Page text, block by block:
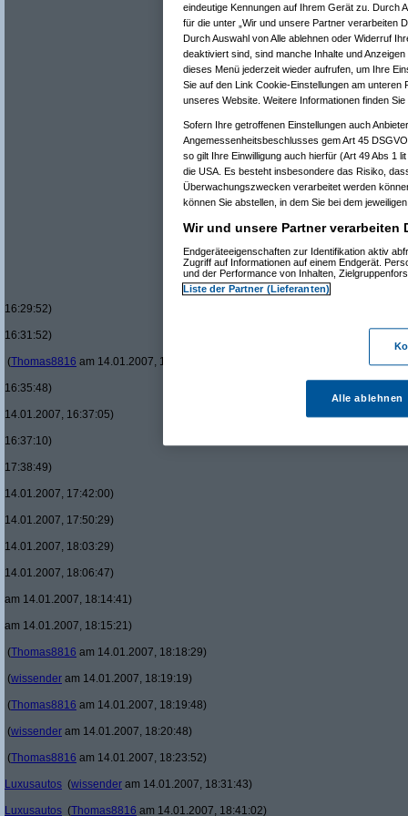
Re(13): Neue "Supersteuer" für
Re(14): Neue "Supersteuer" für
Re(15): Neue "Supersteuer" für
Re(16): Neue "Supersteuer" für
Re(17): Neue "Supersteuer"
Re(18): Neue
Re(19): Neue
Re(20): Neue
Re(21): Neue
Re(22): Neue
Re(22): Neue
Re(23):
Re(24):
Re(25):
16:29:52)
16:31:52)
(Thomas8816 am 14.01.2007, 16:34:31)
16:35:48)
14.01.2007, 16:37:05)
16:37:10)
17:38:49)
14.01.2007, 17:42:00)
14.01.2007, 17:50:29)
14.01.2007, 18:03:29)
14.01.2007, 18:06:47)
am 14.01.2007, 18:14:41)
am 14.01.2007, 18:15:21)
(Thomas8816 am 14.01.2007, 18:18:29)
(wissender am 14.01.2007, 18:19:19)
(Thomas8816 am 14.01.2007, 18:19:48)
(wissender am 14.01.2007, 18:20:48)
(Thomas8816 am 14.01.2007, 18:23:52)
Luxusautos (wissender am 14.01.2007, 18:31:43)
Luxusautos (Thomas8816 am 14.01.2007, 18:41:02)
eindeutige Kennungen auf Ihrem Gerät zu. Durch
für die unter „Wir und unsere Partner verarbeiten
Durch Auswahl von Alle ablehnen oder Widerruf
deaktiviert sind, sind manche Inhalte und
dieses Menü jederzeit wieder aufrufen, um Ihre
Sie auf den Link Cookie-Einstellungen am
unseres Website. Weitere Informationen finden
Sofern Ihre getroffenen Einstellungen auch
Angemessenheitsbeschlusses gem Art 45
so gilt Ihre Einwilligung auch hierfür (Art 49 Abs 1
die USA. Es besteht insbesondere das Risiko,
Überwachungszwecken verarbeitet werden
können Sie abstellen, in dem Sie bei dem
Wir und unsere Partner
Endgeräteeigenschaften zur Identifikation aktiv
Zugriff auf Informationen auf einem Endgerät.
und der Performance von Inhalten,
Liste der Partner (Lieferanten)
Alle ablehnen